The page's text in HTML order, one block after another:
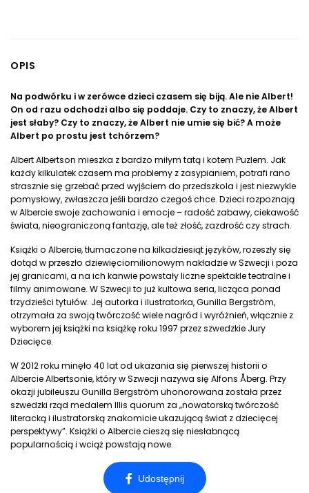
DODAJ DO KOSZYKA
OPIS
Na podwórku i w zerówce dzieci czasem się biją. Ale nie Albert!
On od razu odchodzi albo się poddaje. Czy to znaczy, że Albert
jest słaby? Czy to znaczy, że Albert nie umie się bić? A może
Albert po prostu jest tchórzem?
Albert Albertson mieszka z bardzo miłym tatą i kotem Puzlem. Jak
każdy kilkulatek czasem ma problemy z zasypianiem, potrafi rano
strasznie się grzebać przed wyjściem do przedszkola i jest niezwykle
pomysłowy, zwłaszcza jeśli bardzo czegoś chce. Dzieci rozpoznają
w Albercie swoje zachowania i emocje – radość zabawy, ciekawość
świata, nieograniczoną fantazję, ale też złość, zazdrość czy strach.
Książki o Albercie, tłumaczone na kilkadziesiąt języków, rozeszły się
dotąd w przeszło dziewięciomilionowym nakładzie w Szwecji i poza
jej granicami, a na ich kanwie powstały liczne spektakle teatralne i
filmy animowane. W Szwecji to już kultowa seria, licząca ponad
trzydzieści tytułów. Jej autorka i ilustratorka, Gunilla Bergström,
otrzymała za swoją twórczość wiele nagród i wyróżnień, włącznie z
wyborem jej książki na książkę roku 1997 przez szwedzkie Jury
Dziecięce.
W 2012 roku minęło 40 lat od ukazania się pierwszej historii o
Albercie Albertsonie, który w Szwecji nazywa się Alfons Åberg. Przy
okazji jubileuszu Gunilla Bergström uhonorowana została przez
szwedzki rząd medalem Illis quorum za „nowatorską twórczość
literacką i ilustratorską znakomicie ukazującą świat z dziecięcej
perspektywy”. Książki o Albercie cieszą się niesłabnącą
popularnością i wciąż powstają nowe.